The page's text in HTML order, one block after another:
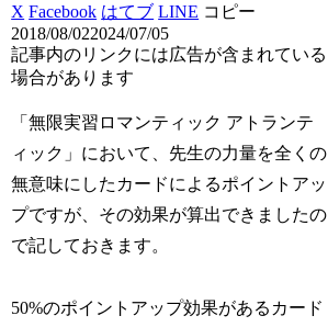
X Facebook はてブ LINE コピー
2018/08/022024/07/05
記事内のリンクには広告が含まれている
場合があります
「無限実習ロマンティック アトランテ
ィック」において、先生の力量を全くの
無意味にしたカードによるポイントアッ
プですが、その効果が算出できましたの
で記しておきます。
50%のポイントアップ効果があるカード